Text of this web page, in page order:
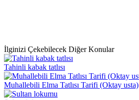
İlginizi Çekebilecek Diğer Konular
Tahinli kabak tatlısı
Muhallebili Elma Tatlısı Tarifi (Oktay usta)